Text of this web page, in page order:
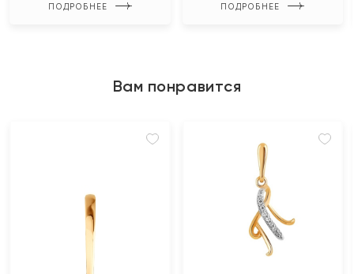
ПОДРОБНЕЕ ПОДРОБНЕЕ
Вам понравится